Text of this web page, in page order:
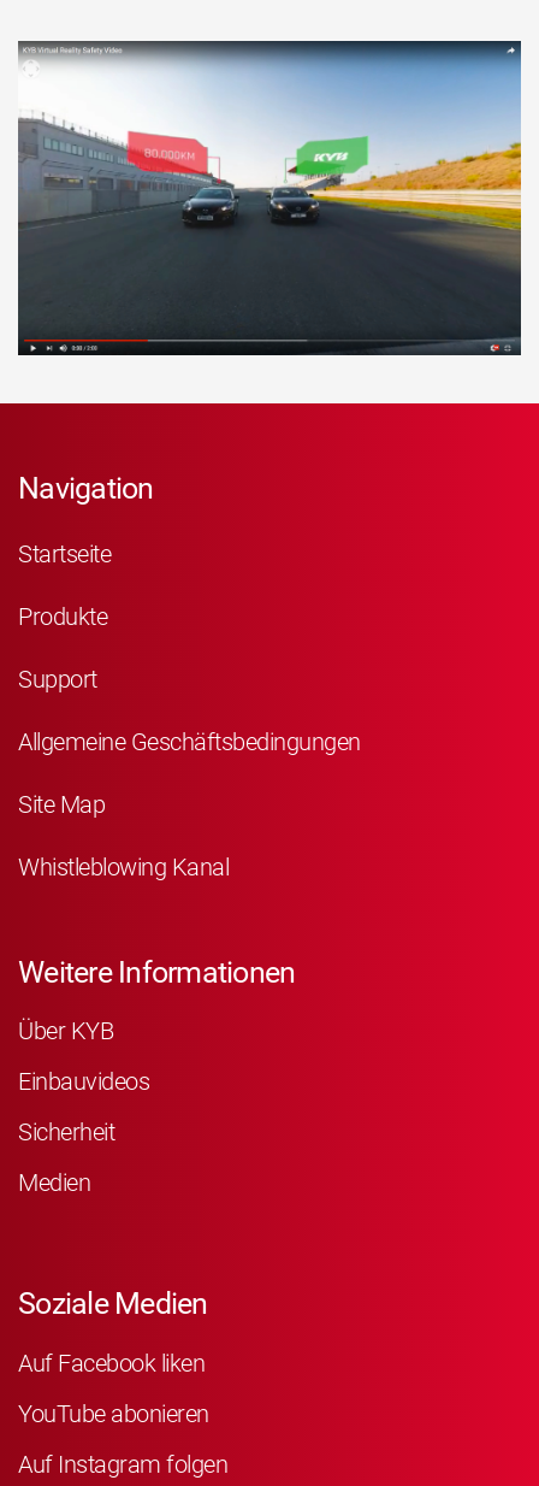
Navigation
Startseite
Produkte
Support
Allgemeine Geschäftsbedingungen
Site Map
Whistleblowing Kanal
Weitere Informationen
Über KYB
Einbauvideos
Sicherheit
Medien
Soziale Medien
Auf Facebook liken
YouTube abonieren
Auf Instagram folgen